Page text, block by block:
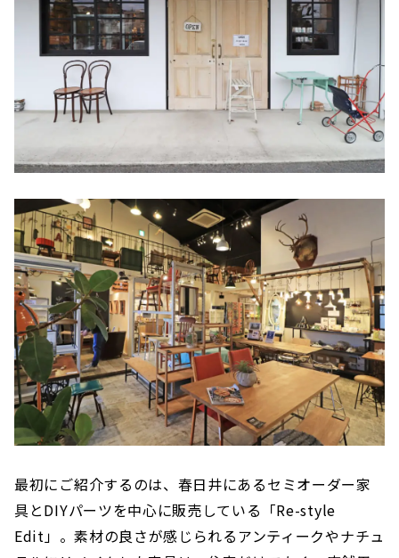
最初にご紹介するのは、春日井にあるセミオーダー家
具とDIYパーツを中心に販売している「Re-style
Edit」。素材の良さが感じられるアンティークやナチュ